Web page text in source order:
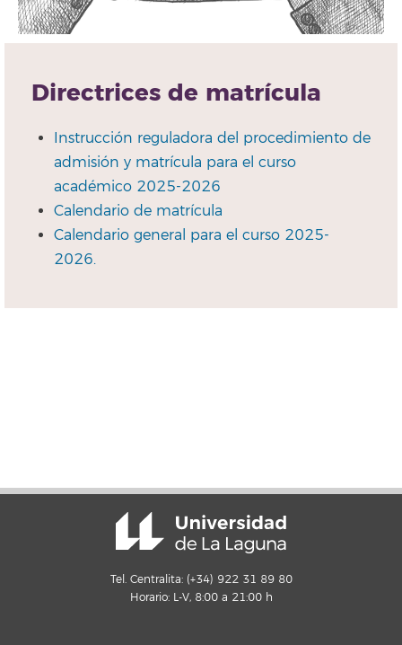
Directrices de matrícula
Instrucción reguladora del procedimiento de
admisión y matrícula para el curso
académico 2025-2026
Calendario de matrícula
Calendario general para el curso 2025-
2026.
Tel. Centralita: (+34) 922 31 89 80
Horario: L-V, 8:00 a 21:00 h